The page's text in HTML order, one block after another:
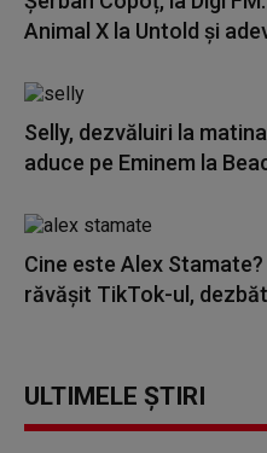
Animal X la Untold și
Selly, dezvăluiri la
aduce pe Eminem la
Cine este Alex
răvășit TikTok-ul,
ULTIMELE ȘTIRI